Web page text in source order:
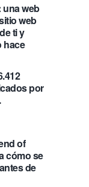
una web
web
ti y
hace
por
of
cómo se
de